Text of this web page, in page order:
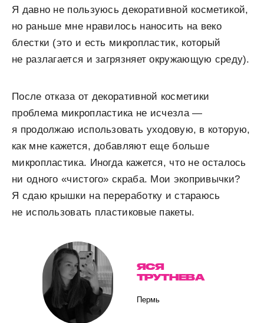
Я давно не пользуюсь декоративной косметикой,
но раньше мне нравилось наносить на веко
блестки (это и есть микропластик, который
не разлагается и загрязняет окружающую среду).
После отказа от декоративной косметики
проблема микропластика не исчезла —
я продолжаю использовать уходовую, в которую,
как мне кажется, добавляют еще больше
микропластика. Иногда кажется, что не осталось
ни одного «чистого» скраба. Мои экопривычки?
Я сдаю крышки на переработку и стараюсь
не использовать пластиковые пакеты.
ЯСЯ
ТРУТНЕВА
Пермь